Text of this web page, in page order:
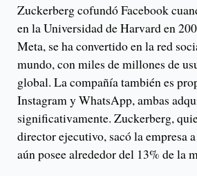
Zuckerberg cofundó Facebook
en la Universidad de Harvard en
Meta, se ha convertido en la red
mundo, con miles de millones de
global. La compañía también es
Instagram y WhatsApp, ambas
significativamente. Zuckerberg,
director ejecutivo, sacó la empresa
aún posee alrededor del 13% de la